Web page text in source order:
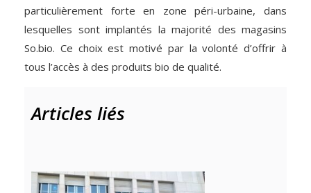
particulièrement forte en zone péri-urbaine, dans
lesquelles sont implantés la majorité des magasins
So.bio. Ce choix est motivé par la volonté d’offrir à
tous l’accès à des produits bio de qualité.
Articles liés